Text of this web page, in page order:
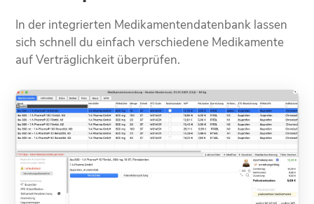
In der integrierten Medikamentendatenbank lassen
sich schnell du einfach verschiedene Medikamente
auf Verträglichkeit überprüfen.